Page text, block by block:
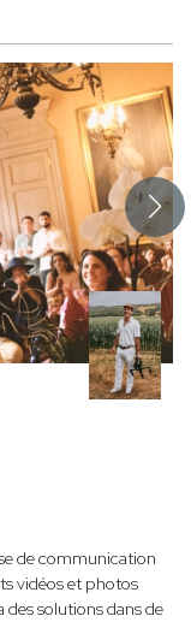
de communication
vidéos et photos
solutions dans de